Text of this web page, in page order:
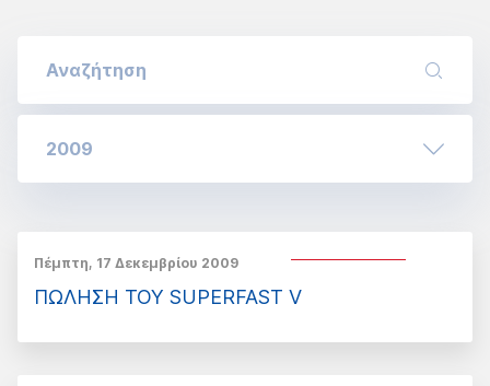
2009
Πέμπτη, 17 Δεκεμβρίου 2009
ΠΩΛΗΣΗ ΤΟΥ SUPERFAST V